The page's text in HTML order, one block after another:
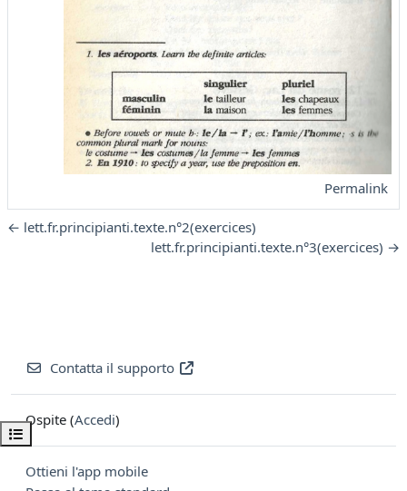
Apri indice del corso
Permalink
← lett.fr.principianti.texte.n°2(exercices)
lett.fr.principianti.texte.n°3(exercices) →
Contatta il supporto
Ospite (Accedi)
Ottieni l'app mobile